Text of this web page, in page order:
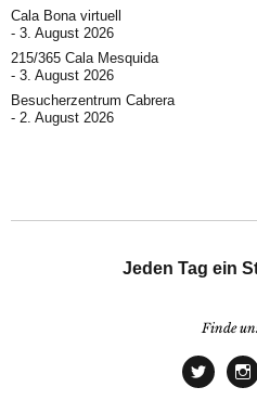
Cala Bona virtuell
3. August 2026
215/365 Cala Mesquida
3. August 2026
Besucherzentrum Cabrera
2. August 2026
Jeden Tag ein
Finde